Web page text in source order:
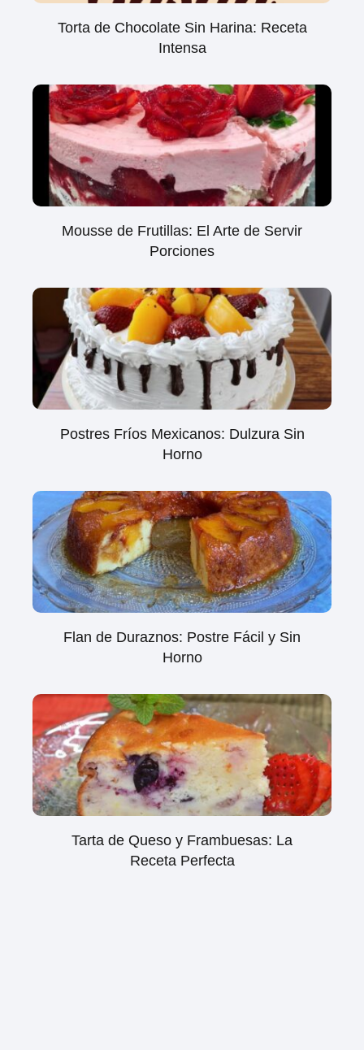
Torta de Chocolate Sin Harina: Receta
Intensa
Mousse de Frutillas: El Arte de Servir
Porciones
Postres Fríos Mexicanos: Dulzura Sin
Horno
Flan de Duraznos: Postre Fácil y Sin
Horno
Tarta de Queso y Frambuesas: La
Receta Perfecta